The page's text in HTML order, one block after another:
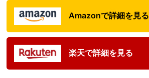
Amazonで詳細を見る
楽天で詳細を見る